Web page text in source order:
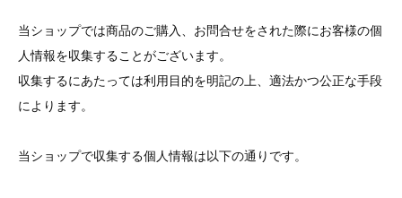
当ショップでは商品のご購入、お問合せをされた際にお客様の個
人情報を収集することがございます。
収集するにあたっては利用目的を明記の上、適法かつ公正な手段
によります。
当ショップで収集する個人情報は以下の通りです。